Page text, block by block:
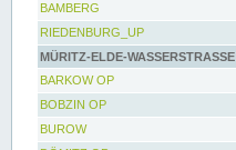
BAMBERG
RIEDENBURG_UP
MÜRITZ-ELDE-WASSERSTRASSE
BARKOW OP
BOBZIN OP
BUROW